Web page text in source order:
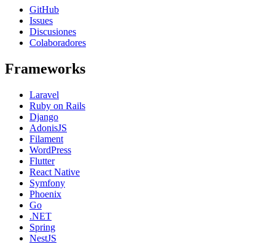
GitHub
Issues
Discusiones
Colaboradores
Frameworks
Laravel
Ruby on Rails
Django
AdonisJS
Filament
WordPress
Flutter
React Native
Symfony
Phoenix
Go
.NET
Spring
NestJS